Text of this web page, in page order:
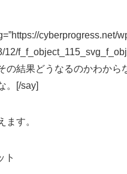
cyberprogress.net/
12/
の結果どうなるのかわか
。[/say]
ます。
ト